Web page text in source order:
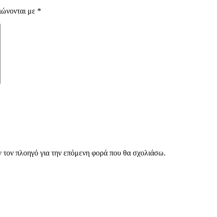
με *
πλοηγό για την επόμενη φορά που θα σχολιάσω.